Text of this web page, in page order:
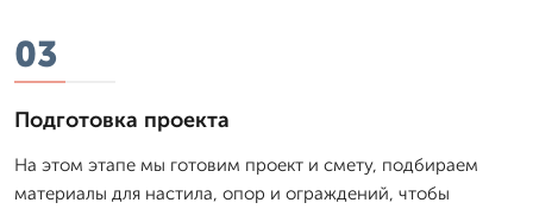
03
Подготовка проекта
На этом этапе мы готовим проект и смету, подбираем
материалы для настила, опор и ограждений, чтобы